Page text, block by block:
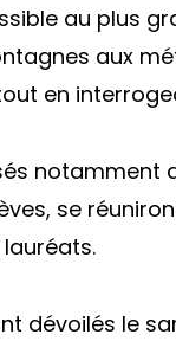
au plus
aux
en
notamment
se
dévoilés le